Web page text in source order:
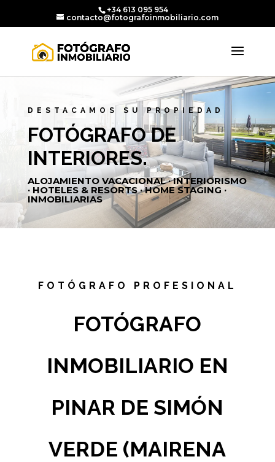
+34 613 095 954
contacto@fotografoinmobiliario.com
DESTACAMOS SU PROPIEDAD
FOTÓGRAFO DE
INTERIORES.
ALOJAMIENTO VACACIONAL · INTERIORISMO
· HOTELES & RESORTS · HOME STAGING ·
INMOBILIARIAS
FOTÓGRAFO PROFESIONAL
FOTÓGRAFO
INMOBILIARIO EN
PINAR DE SIMÓN
VERDE (MAIRENA